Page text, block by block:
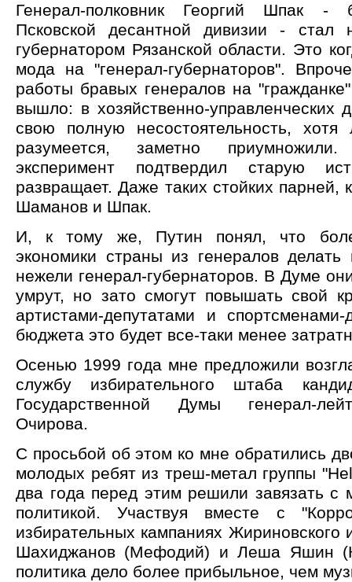
Генерал-полковник Георгий Шпак -
Псковской десантной дивизии - стал
губернатором Рязанской области. Это
мода на "генерал-губернаторов".
работы бравых генералов на
вышло: в хозяйственно-управленческих
свою полную несостоятельность, хотя
разумеется, заметно
эксперимент подтвердил старую
развращает. Даже таких стойких парней,
Шаманов и Шпак.
И, к тому же, Путин понял, что
экономики страны из генералов делать
нежели генерал-губернаторов. В Думе
умрут, но зато смогут повышать свой
артистами-депутатами и
бюджета это будет все-таки менее
Осенью 1999 года мне предложили
службу избирательного штаба
Государственной Думы генерал-
Очирова.
С просьбой об этом ко мне обратились
молодых ребят из треш-метал группы
два года перед этим решили завязать с
политикой. Участвуя вместе с
избирательных кампаниях
Шахиджанов (Мефодий) и Леша Яшин
политика дело более прибыльное, чем